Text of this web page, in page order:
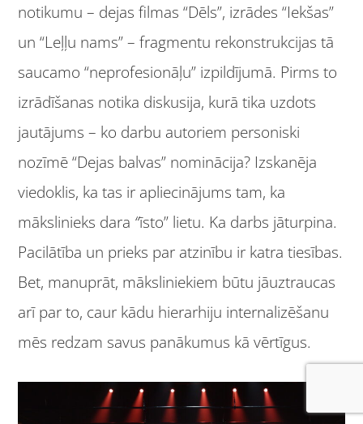
notikumu – dejas filmas “Dēls”, izrādes “Iekšas”
un “Leļļu nams” – fragmentu rekonstrukcijas tā
saucamo “neprofesionāļu” izpildījumā. Pirms to
izrādīšanas notika diskusija, kurā tika uzdots
jautājums – ko darbu autoriem personiski
nozīmē “Dejas balvas” nominācija? Izskanēja
viedoklis, ka tas ir apliecinājums tam, ka
mākslinieks dara “īsto” lietu. Ka darbs jāturpina.
Pacilātība un prieks par atzinību ir katra tiesības.
Bet, manuprāt, māksliniekiem būtu jāuztraucas
arī par to, caur kādu hierarhiju internalizēšanu
mēs redzam savus panākumus kā vērtīgus.